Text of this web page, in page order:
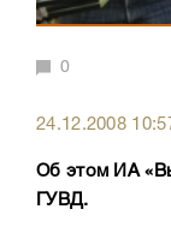
0
24.12.2008
Об этом ИА
ГУВД.